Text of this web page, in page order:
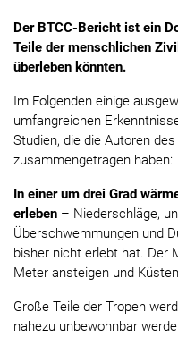
Der BTCC-Bericht ist ein
Teile der menschlichen
überleben könnten.
Im Folgenden einige
umfangreichen
Studien, die die Autoren
zusammengetragen haben:
In einer um drei Grad
erleben – Niederschläge,
Überschwemmungen und
bisher nicht erlebt hat. Der
Meter ansteigen und
Große Teile der Tropen
nahezu unbewohnbar